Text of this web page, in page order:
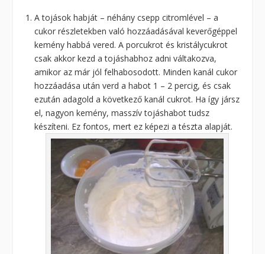
A tojások habját – néhány csepp citromlével – a
cukor részletekben való hozzáadásával keverőgéppel
kemény habbá vered. A porcukrot és kristálycukrot
csak akkor kezd a tojáshabhoz adni váltakozva,
amikor az már jól felhabosodott. Minden kanál cukor
hozzáadása után verd a habot 1 – 2 percig, és csak
ezután adagold a következő kanál cukrot. Ha így jársz
el, nagyon kemény, masszív tojáshabot tudsz
készíteni. Ez fontos, mert ez képezi a tészta alapját.